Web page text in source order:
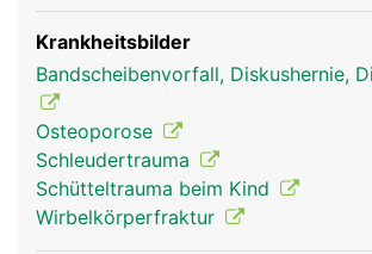
Halswirbelsäule
Krankheitsbilder
Bandscheibenvorfall, Diskushernie,
Osteoporose
Schleudertrauma
Schütteltrauma beim Kind
Wirbelkörperfraktur